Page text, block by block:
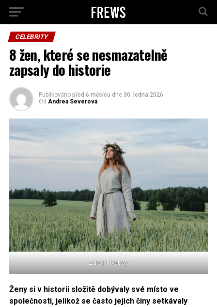
CELEBRITY
8 žen, které se nesmazatelně
zapsaly do historie
Publikováno před 6 měsíců dne 30. ledna 2026
Od Andrea Severová
Zdroj: Pixabay
Ženy si v historii složitě dobývaly své místo ve
společnosti, jelikož se často jejich činy setkávaly